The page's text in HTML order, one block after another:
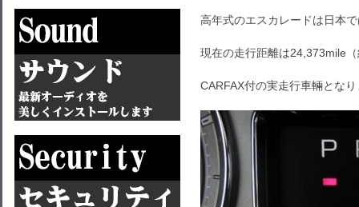
高年式のエスカレードは日本
現在の走行距離は24,373mile
CARFAX付の実走行車輛とな